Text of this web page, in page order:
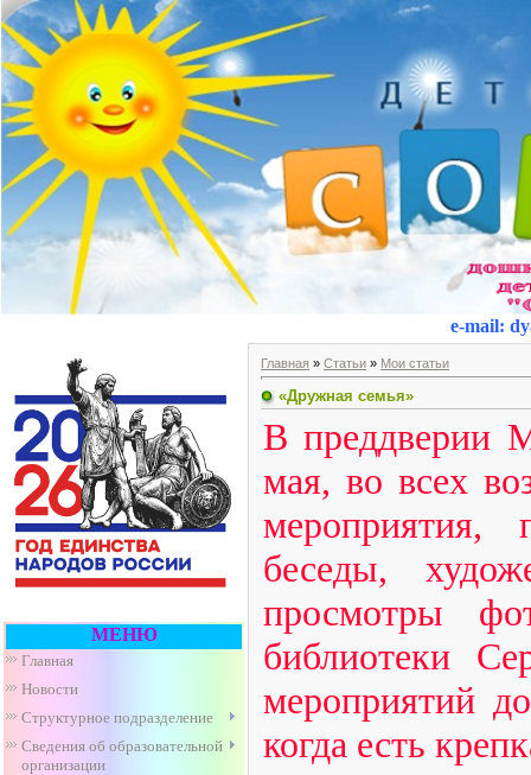
e-mail:
МЕНЮ
Главная
Новости
Структурное подразделение
Сведения об образовательной
организации
Главная » Статьи » Мои статьи
«Дружная семья»
В преддверии
мая, во всех
мероприятия,
беседы,
просмотры
библиотеки
мероприятий
когда есть